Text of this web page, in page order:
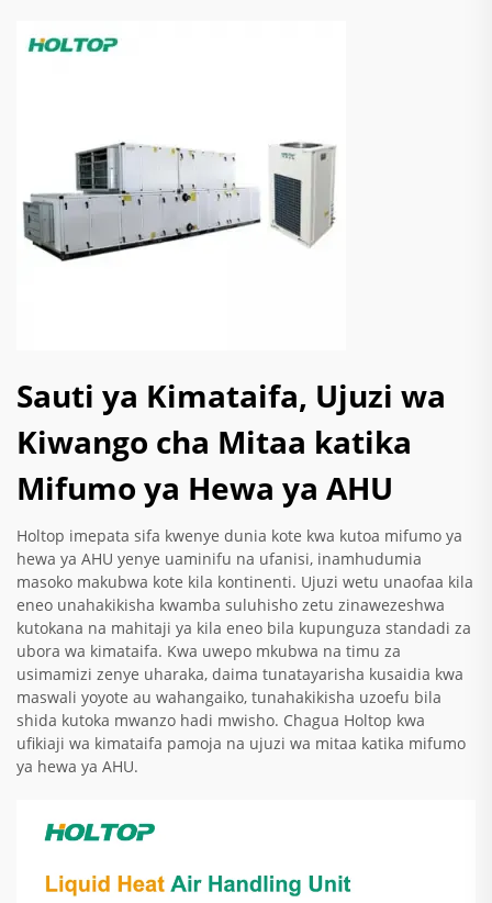
Sauti ya Kimataifa, Ujuzi wa
Kiwango cha Mitaa katika
Mifumo ya Hewa ya AHU
Holtop imepata sifa kwenye dunia kote kwa kutoa mifumo ya
hewa ya AHU yenye uaminifu na ufanisi, inamhudumia
masoko makubwa kote kila kontinenti. Ujuzi wetu unaofaa kila
eneo unahakikisha kwamba suluhisho zetu zinawezeshwa
kutokana na mahitaji ya kila eneo bila kupunguza standadi za
ubora wa kimataifa. Kwa uwepo mkubwa na timu za
usimamizi zenye uharaka, daima tunatayarisha kusaidia kwa
maswali yoyote au wahangaiko, tunahakikisha uzoefu bila
shida kutoka mwanzo hadi mwisho. Chagua Holtop kwa
ufikiaji wa kimataifa pamoja na ujuzi wa mitaa katika mifumo
ya hewa ya AHU.